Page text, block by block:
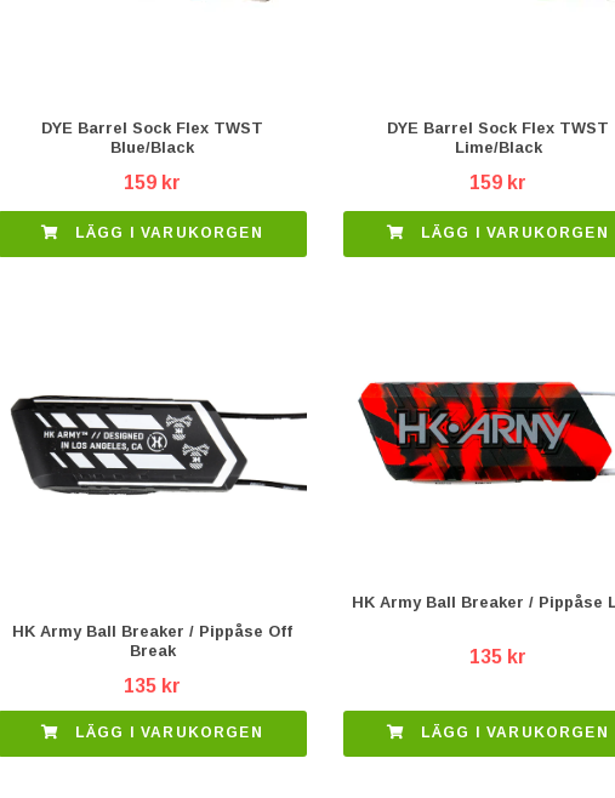
DYE Barrel Sock Flex TWST
Blue/Black
159 kr
LÄGG I VARUKORGEN
DYE Barrel Sock Flex TWST
Lime/Black
159 kr
LÄGG I VARUKORGEN
HK Army Ball Breaker / Pippåse Off
Break
135 kr
LÄGG I VARUKORGEN
HK Army Ball Breaker / Pippåse
135 kr
LÄGG I VARUKORGEN